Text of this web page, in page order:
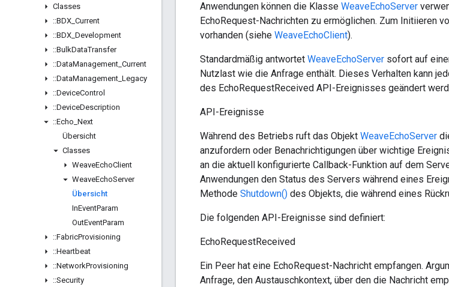
Classes
::BDX Current
::BDX Development
::BulkDataTransfer
::DataManagement Current
::DataManagement Legacy
::DeviceControl
::DeviceDescription
::Echo Next
Übersicht
Classes
WeaveEchoClient
WeaveEchoServer
Übersicht
InEventParam
OutEventParam
::FabricProvisioning
::Heartbeat
::NetworkProvisioning
::Security
Anwendungen können die Klasse WeaveEchoServer
EchoRequest-Nachrichten zu ermöglichen. Zum Initiieren
vorhanden (siehe WeaveEchoClient).
Standardmäßig antwortet WeaveEchoServer sofort auf
Nutzlast wie die Anfrage enthält. Dieses Verhalten kann
des EchoRequestReceived API-Ereignisses geändert
API-Ereignisse
Während des Betriebs ruft das Objekt WeaveEchoServer
anzufordern oder Benachrichtigungen über wichtige
an die aktuell konfigurierte Callback-Funktion auf dem
Anwendungen den Status des Servers während eines
Methode Shutdown() des Objekts, die während eines
Die folgenden API-Ereignisse sind definiert:
EchoRequestReceived
Ein Peer hat eine EchoRequest-Nachricht empfangen.
Anfrage, den Austauschkontext, über den die Nachricht